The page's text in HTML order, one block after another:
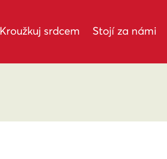
Kroužkuj srdcem Stojí za námi